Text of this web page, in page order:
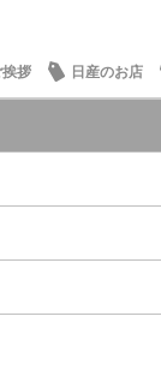
挨拶 日産のお店